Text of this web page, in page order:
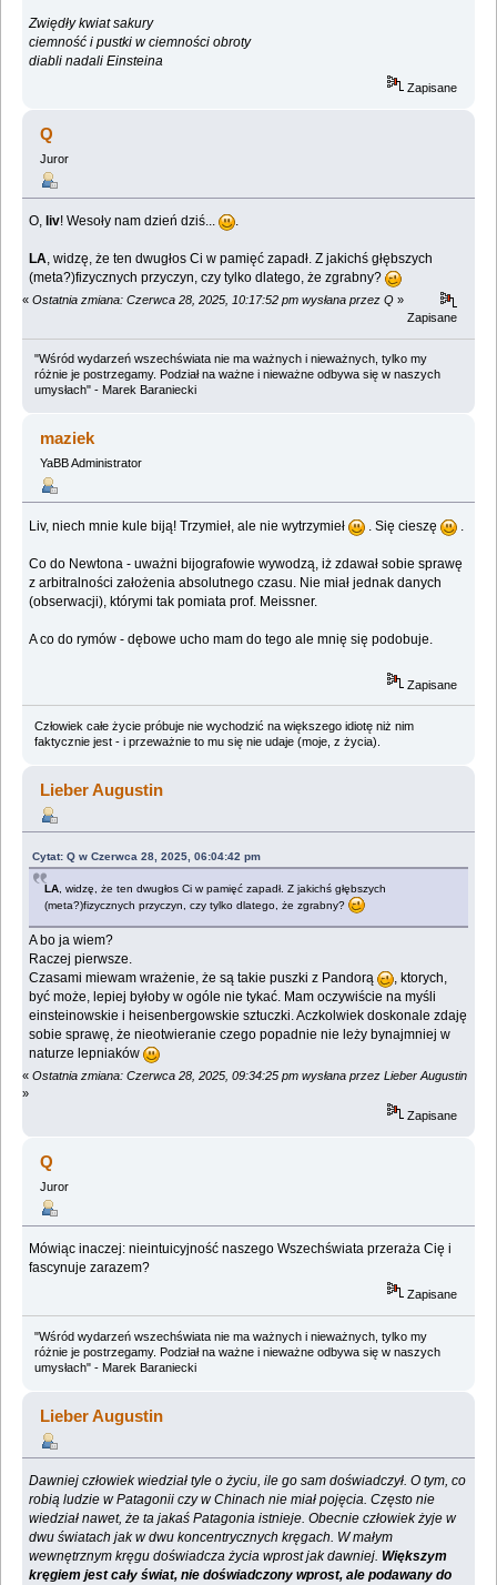
Zwiędły kwiat sakury
ciemność i pustki w ciemności obroty
diabli nadali Einsteina
Zapisane
Q
Juror
O, liv! Wesoły nam dzień dziś... .
LA, widzę, że ten dwugłos Ci w pamięć zapadł. Z jakichś głębszych
(meta?)fizycznych przyczyn, czy tylko dlatego, że zgrabny?
« Ostatnia zmiana: Czerwca 28, 2025, 10:17:52 pm wysłana przez Q »
Zapisane
"Wśród wydarzeń wszechświata nie ma ważnych i nieważnych, tylko my
różnie je postrzegamy. Podział na ważne i nieważne odbywa się w naszych
umysłach" - Marek Baraniecki
maziek
YaBB Administrator
Liv, niech mnie kule biją! Trzymieł, ale nie wytrzymieł . Się cieszę
Co do Newtona - uważni bijografowie wywodzą, iż zdawał sobie sprawę
z arbitralności założenia absolutnego czasu. Nie miał jednak danych
(obserwacji), którymi tak pomiata prof. Meissner.
A co do rymów - dębowe ucho mam do tego ale mnię się podobuje.
Zapisane
Człowiek całe życie próbuje nie wychodzić na większego idiotę niż nim
faktycznie jest - i przeważnie to mu się nie udaje (moje, z życia).
Lieber Augustin
Cytat: Q w Czerwca 28, 2025, 06:04:42 pm
LA , widzę, że ten dwugłos Ci w pamięć zapadł. Z jakichś głębszych
(meta?)fizycznych przyczyn, czy tylko dlatego, że zgrabny?
A bo ja wiem?
Raczej pierwsze.
Czasami miewam wrażenie, że są takie puszki z Pandorą
, ktorych,
być może, lepiej byłoby w ogóle nie tykać. Mam oczywiście na myśli
einsteinowskie i heisenbergowskie sztuczki. Aczkolwiek doskonale zdaję
sobie sprawę, że nieotwieranie czego popadnie nie leży bynajmniej w
naturze lepniaków
« Ostatnia zmiana: Czerwca 28, 2025, 09:34:25 pm wysłana przez Lieber Augustin
»
Zapisane
Q
Juror
Mówiąc inaczej: nieintuicyjność naszego Wszechświata przeraża Cię i
fascynuje zarazem?
Zapisane
"Wśród wydarzeń wszechświata nie ma ważnych i nieważnych, tylko my
różnie je postrzegamy. Podział na ważne i nieważne odbywa się w naszych
umysłach" - Marek Baraniecki
Lieber Augustin
Dawniej człowiek wiedział tyle o życiu, ile go sam doświadczył. O tym, co
robią ludzie w Patagonii czy w Chinach nie miał pojęcia. Często nie
wiedział nawet, że ta jakaś Patagonia istnieje. Obecnie człowiek żyje w
dwu światach jak w dwu koncentrycznych kręgach. W małym
wewnętrznym kręgu doświadcza życia wprost jak dawniej.Większym
kręgiem jest cały świat, nie doświadczony wprost, ale podawany do